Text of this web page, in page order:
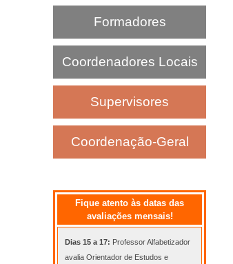
Formadores
Coordenadores Locais
Supervisores
Coordenação-Geral
Fique atento às datas das
avaliações mensais!
Dias 15 a 17: Professor Alfabetizador
avalia Orientador de Estudos e